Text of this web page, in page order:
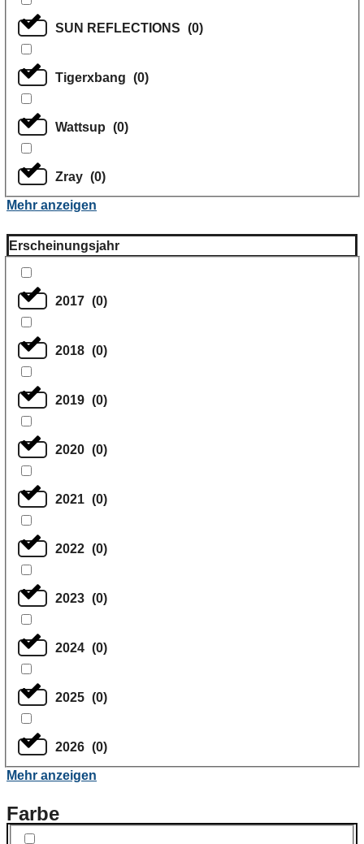
SUN REFLECTIONS (0)
Tigerxbang (0)
Wattsup (0)
Zray (0)
Mehr anzeigen
Erscheinungsjahr
2017 (0)
2018 (0)
2019 (0)
2020 (0)
2021 (0)
2022 (0)
2023 (0)
2024 (0)
2025 (0)
2026 (0)
Mehr anzeigen
Farbe